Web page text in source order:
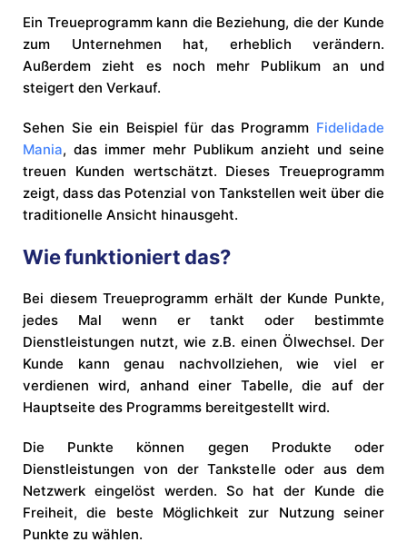
Ein Treueprogramm kann die Beziehung, die der Kunde
zum Unternehmen hat, erheblich verändern.
Außerdem zieht es noch mehr Publikum an und
steigert den Verkauf.
Sehen Sie ein Beispiel für das Programm Fidelidade
Mania, das immer mehr Publikum anzieht und seine
treuen Kunden wertschätzt. Dieses Treueprogramm
zeigt, dass das Potenzial von Tankstellen weit über die
traditionelle Ansicht hinausgeht.
Wie funktioniert das?
Bei diesem Treueprogramm erhält der Kunde Punkte,
jedes Mal wenn er tankt oder bestimmte
Dienstleistungen nutzt, wie z.B. einen Ölwechsel. Der
Kunde kann genau nachvollziehen, wie viel er
verdienen wird, anhand einer Tabelle, die auf der
Hauptseite des Programms bereitgestellt wird.
Die Punkte können gegen Produkte oder
Dienstleistungen von der Tankstelle oder aus dem
Netzwerk eingelöst werden. So hat der Kunde die
Freiheit, die beste Möglichkeit zur Nutzung seiner
Punkte zu wählen.